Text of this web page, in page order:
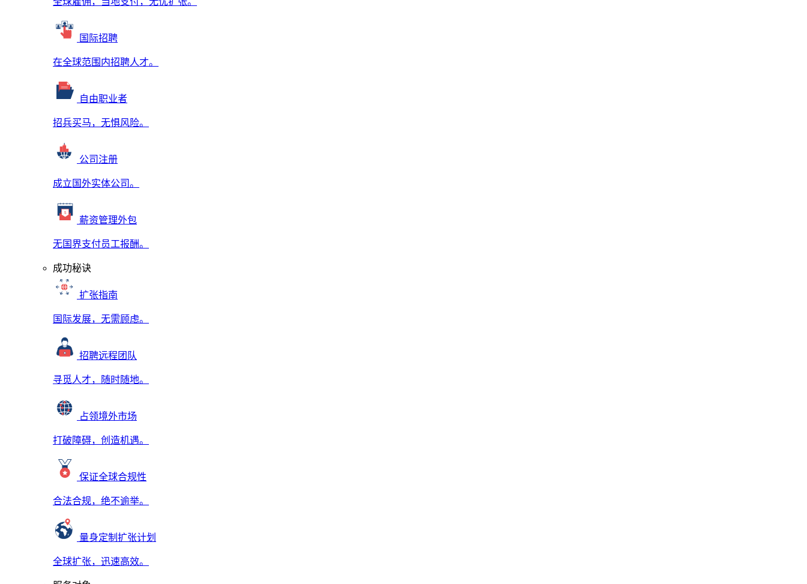
国际招聘
在全球范围内招聘人才。
自由职业者
招兵买马，无惧风险。
公司注册
成立国外实体公司。
薪资管理外包
无国界支付员工报酬。
成功秘诀
扩张指南
国际发展，无需顾虑。
招聘远程团队
寻觅人才，随时随地。
占领境外市场
打破障碍，创造机遇。
保证全球合规性
合法合规，绝不逾举。
量身定制扩张计划
全球扩张，迅速高效。